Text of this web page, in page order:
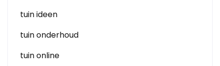
tuin ideen
tuin onderhoud
tuin online